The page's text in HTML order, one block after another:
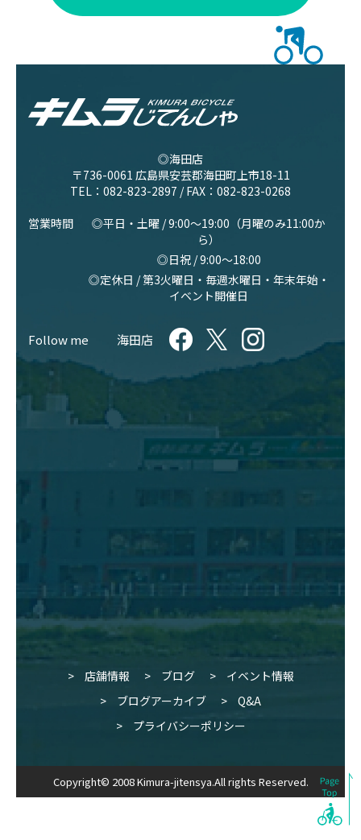
◎海田店
〒736-0061 広島県安芸郡海田町上市18-11
TEL： 082-823-2897 / FAX：082-823-0268
営業時間
◎平日・土曜 / 9:00〜19:00（月曜のみ11:00か
ら）
◎日祝 / 9:00〜18:00
◎定休日 / 第3火曜日・毎週水曜日・年末年始・
イベント開催日
Follow me 海田店
店舗情報 ブログ
イベント情報
ブログアーカイブ
Q&A
プライバシーポリシー
Copyright© 2008 Kimura-jitensya.All rights Reserved.